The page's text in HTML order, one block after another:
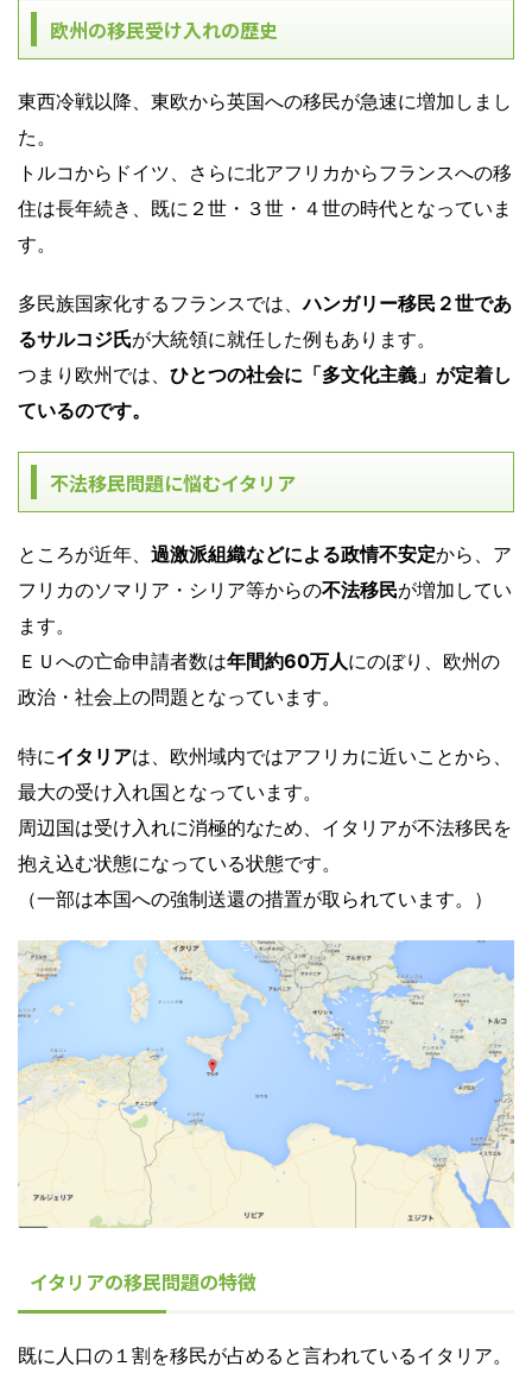
欧州の移民受け入れの歴史
東西冷戦以降、東欧から英国への移民が急速に増加しまし
た。
トルコからドイツ、さらに北アフリカからフランスへの移
住は長年続き、既に２世・３世・４世の時代となっていま
す。
多民族国家化するフランスでは、ハンガリー移民２世であ
るサルコジ氏が大統領に就任した例もあります。
つまり欧州では、 ひとつの社会に「多文化主義」が定着し
ているのです。
不法移民問題に悩むイタリア
ところが近年、 過激派組織などによる政情不安定から、ア
フリカのソマリア・シリア等からの不法移民が増加 してい
ます。
ＥＵへの亡命申請者数は年間約60万人にのぼり、欧州の
政治・社会上の問題となっています。
特にイタリアは、欧州域内ではアフリカに近いことから、
最大の受け入れ国となっています。
周辺国は受け入れに消極的なため、イタリアが不法移民を
抱え込む状態になっている状態です。
（一部は本国への強制送還の措置が取られています。）
イタリアの移民問題の特徴
既に人口の１割を移民が占めると言われているイタリア。